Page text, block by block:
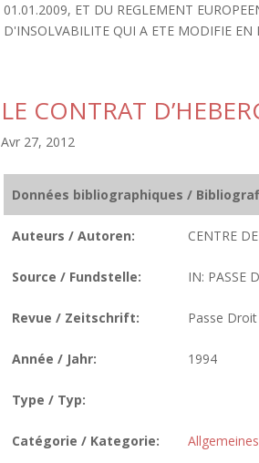
01.01.2009, ET DU REGLEMENT
D'INSOLVABILITE QUI A ETE MODIFIE
LE CONTRAT
Avr 27, 2012
Données bibliographiques /
Auteurs / Autoren: CENTRE
Source / Fundstelle: IN: PASSE
Revue / Zeitschrift: Passe
Année / Jahr: 1994
Type / Typ:
Catégorie / Kategorie: Allgemeines